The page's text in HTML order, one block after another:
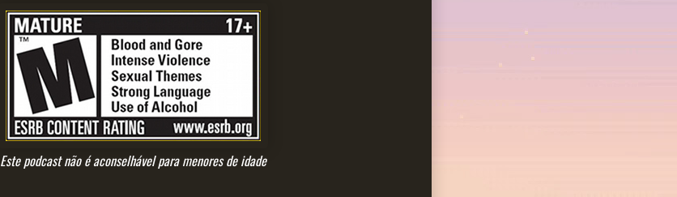
Este podcast não é aconselhável para menores de idade